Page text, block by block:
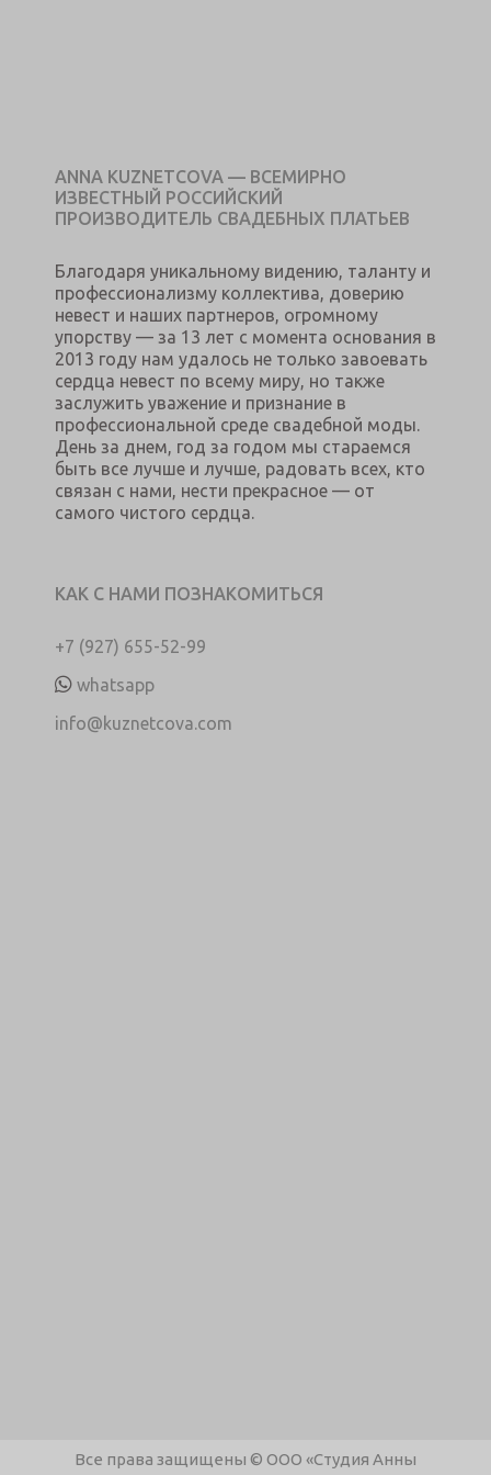
ANNA KUZNETCOVA — ВСЕМИРНО
ИЗВЕСТНЫЙ РОССИЙСКИЙ
ПРОИЗВОДИТЕЛЬ СВАДЕБНЫХ ПЛАТЬЕВ
Благодаря уникальному видению, таланту и
профессионализму коллектива, доверию
невест и наших партнеров, огромному
упорству — за 13 лет с момента основания в
2013 году нам удалось не только завоевать
сердца невест по всему миру, но также
заслужить уважение и признание в
профессиональной среде свадебной моды.
День за днем, год за годом мы стараемся
быть все лучше и лучше, радовать всех, кто
связан с нами, нести прекрасное — от
самого чистого сердца.
КАК С НАМИ ПОЗНАКОМИТЬСЯ
+7 (927) 655-52-99
whatsapp
info@kuznetcova.com
Все права защищены © ООО «Студия Анны